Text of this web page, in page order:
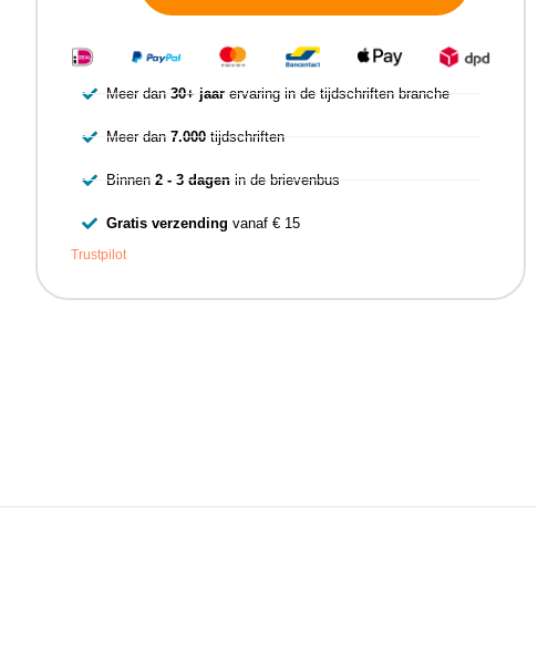
Meer dan30+ jaar ervaring in de tijdschriften branche
Meer dan7.000 tijdschriften
Binnen2 - 3 dagen in de brievenbus
Gratis verzending vanaf € 15
Trustpilot